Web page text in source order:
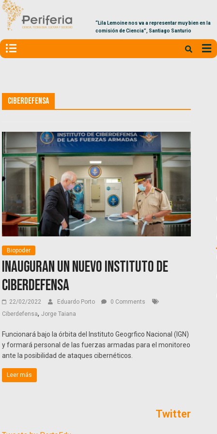
“Lila Lemoine nos va a representar muy bien en la
comisión de Ciencia”, Santiago Santurio
Ciberdefensa
Biopoder
Inauguran un nuevo Instituto de
Ciberdefensa
22/02/2022 Eduardo Porto
0 Comments
Ciberdefensa,Jorge Taiana
Funcionará bajo la órbita del Instituto Geogrfico Nacional (IGN)
y formará personal de las fuerzas armadas para el monitoreo
ante la posibilidad de ataques cibernéticos.
Leer más
Twitter